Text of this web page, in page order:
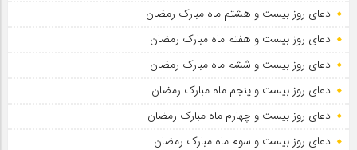
دعای روز بیست و هشتم ماه مبارک رمضان
دعای روز بیست و هفتم ماه مبارک رمضان
دعای روز بیست و ششم ماه مبارک رمضان
دعای روز بیست و پنجم ماه مبارک رمضان
دعای روز بیست و چهارم ماه مبارک رمضان
دعای روز بیست و سوم ماه مبارک رمضان